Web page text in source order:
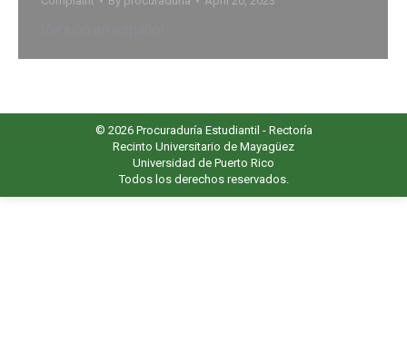
© 2026 Procuraduría Estudiantil - Rectoría
Recinto Universitario de Mayagüez
Universidad de Puerto Rico
Todos los derechos reservados.